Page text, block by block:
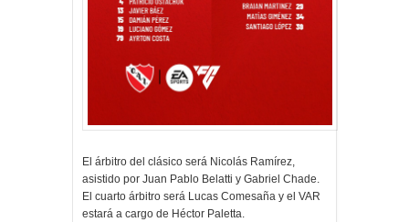
El árbitro del clásico será Nicolás Ramírez,
asistido por Juan Pablo Belatti y Gabriel Chade.
El cuarto árbitro será Lucas Comesaña y el VAR
estará a cargo de Héctor Paletta.